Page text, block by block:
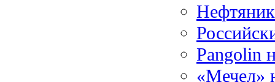
Pangolin
«Мечел»